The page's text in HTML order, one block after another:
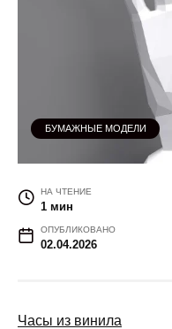
БУМАЖНЫЕ МОДЕЛИ
НА ЧТЕНИЕ
1 мин
ОПУБЛИКОВАНО
02.04.2026
Часы из винила